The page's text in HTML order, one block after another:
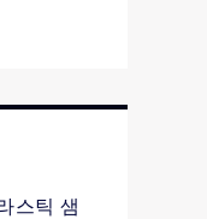
스틱 샘